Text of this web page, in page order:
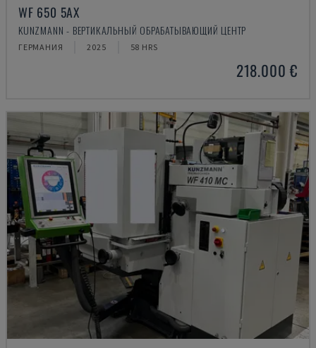
WF 650 5AX
KUNZMANN - ВЕРТИКАЛЬНЫЙ ОБРАБАТЫВАЮЩИЙ ЦЕНТР
ГЕРМАНИЯ 2025 58 HRS
218.000 €